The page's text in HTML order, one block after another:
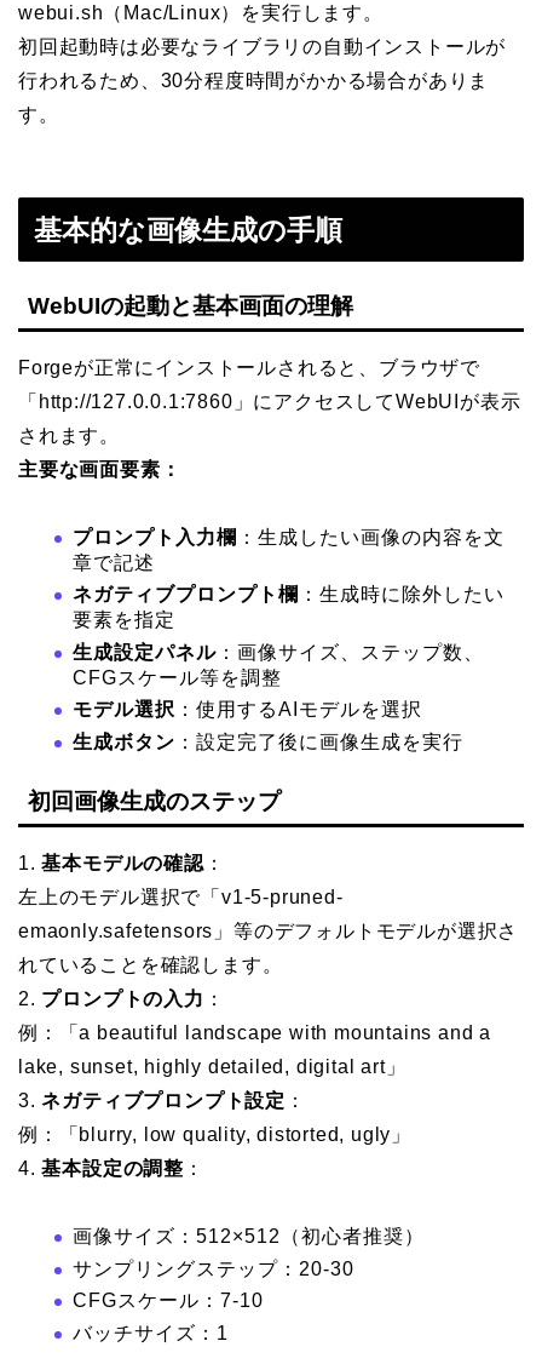
webui.sh（Mac/Linux）を実行します。
初回起動時は必要なライブラリの自動インストールが
行われるため、30分程度時間がかかる場合がありま
す。
基本的な画像生成の手順
WebUIの起動と基本画面の理解
Forgeが正常にインストールされると、ブラウザで
「http://127.0.0.1:7860」にアクセスしてWebUIが表示
されます。
主要な画面要素：
プロンプト入力欄 ：生成したい画像の内容を文
章で記述
ネガティブプロンプト欄 ：生成時に除外したい
要素を指定
生成設定パネル ：画像サイズ、ステップ数、
CFGスケール等を調整
モデル選択 ：使用するAIモデルを選択
生成ボタン ：設定完了後に画像生成を実行
初回画像生成のステップ
1.基本モデルの確認 ：
左上のモデル選択で「v1-5-pruned-
emaonly.safetensors」等のデフォルトモデルが選択さ
れていることを確認します。
2. プロンプトの入力 ：
例：「a beautiful landscape with mountains and a
lake, sunset, highly detailed, digital art」
3.ネガティブプロンプト設定 ：
例：「blurry, low quality, distorted, ugly」
4.基本設定の調整 ：
画像サイズ：512×512（初心者推奨）
サンプリングステップ：20-30
CFGスケール：7-10
バッチサイズ：1